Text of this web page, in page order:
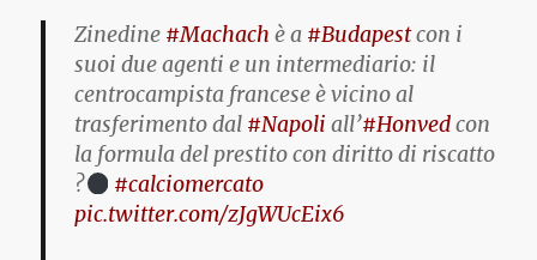
Zinedine #Machach è a #Budapestcon i
suoi due agenti e un intermediario: il
centrocampista francese è vicino al
trasferimento dal #Napoli all’#Honvedcon
la formula del prestito con diritto di riscatto
?
#calciomercato
pic.twitter.com/zJgWUcEix6